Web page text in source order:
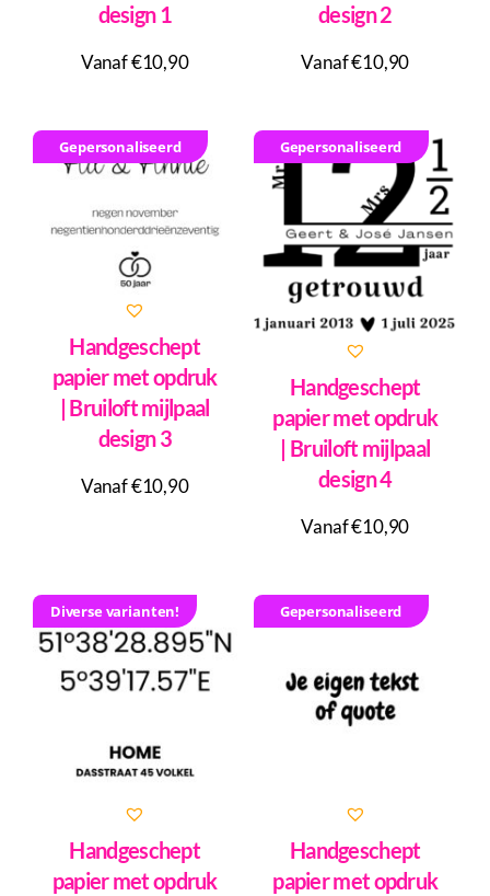
design 1
Vanaf €10,90
design 2
Vanaf €10,90
Gepersonaliseerd
Handgeschept
papier met opdruk
| Bruiloft mijlpaal
design 3
Vanaf €10,90
Gepersonaliseerd
Handgeschept
papier met opdruk
| Bruiloft mijlpaal
design 4
Vanaf €10,90
Diverse varianten!
Handgeschept
papier met opdruk
Gepersonaliseerd
Handgeschept
papier met opdruk